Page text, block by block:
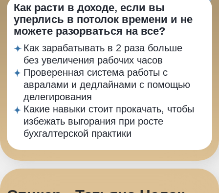
генеральный
директор
Спит 3-4 часа в
сутки
УЧАСТВОВАТЬ БЕСПЛАТНО
КУПИТЬ ЗАПИСЬ ЗА 2990 РУБ.
УЧАСТНИКИ
КОНФЕРЕНЦИИ
СМОГУТ ПРИНЯТЬ